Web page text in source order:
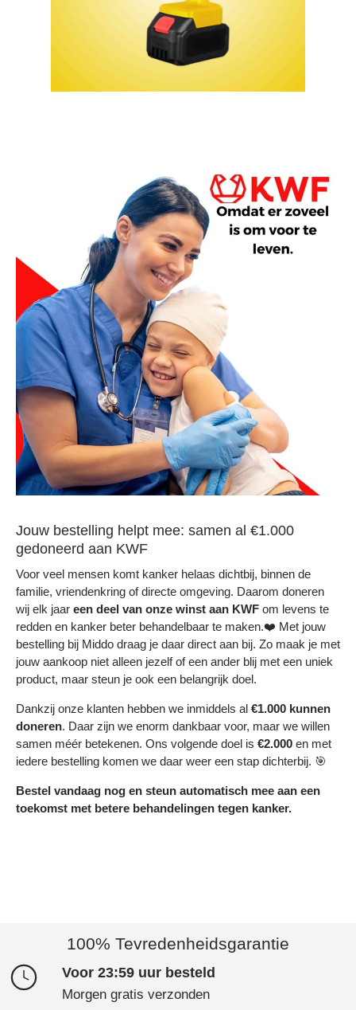
Jouw bestelling helpt mee: samen al €1.000
gedoneerd aan KWF
Voor veel mensen komt kanker helaas dichtbij, binnen de
familie, vriendenkring of directe omgeving. Daarom doneren
wij elk jaar een deel van onze winst aan KWF om levens te
redden en kanker beter behandelbaar te maken.❤️ Met jouw
bestelling bij Middo draag je daar direct aan bij. Zo maak je met
jouw aankoop niet alleen jezelf of een ander blij met een uniek
product, maar steun je ook een belangrijk doel.
Dankzij onze klanten hebben we inmiddels al €1.000 kunnen
doneren. Daar zijn we enorm dankbaar voor, maar we willen
samen méér betekenen. Ons volgende doel is €2.000 en met
iedere bestelling komen we daar weer een stap dichterbij. 🎯
Bestel vandaag nog en steun automatisch mee aan een
toekomst met betere behandelingen tegen kanker.
100% Tevredenheidsgarantie
Voor 23:59 uur besteld
Morgen gratis verzonden